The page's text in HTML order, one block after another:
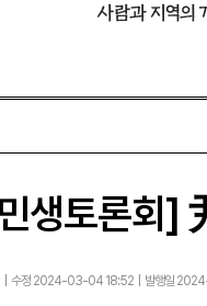
사람과 지역의
생토론회]
수정 2024-03-04 18:52 | 발행일